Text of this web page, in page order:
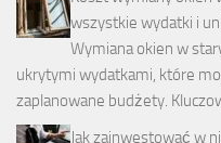
wszystkie wydatki i
Wymiana okien w
ukrytymi wydatkami, które
zaplanowane budżety.
Jak zainwestować w